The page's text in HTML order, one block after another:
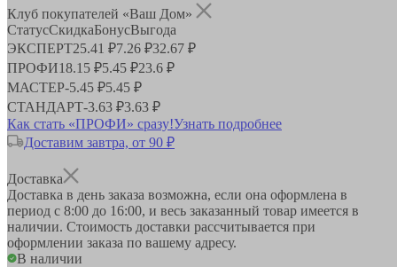
Клуб покупателей «Ваш Дом»
СтатусСкидкаБонусВыгода
ЭКСПЕРТ25.41 ₽7.26 ₽32.67 ₽
ПРОФИ18.15 ₽5.45 ₽23.6 ₽
МАСТЕР-5.45 ₽5.45 ₽
СТАНДАРТ-3.63 ₽3.63 ₽
Как стать «ПРОФИ» сразу!Узнать подробнее
Доставим завтра, от 90 ₽
Доставка
Доставка в день заказа возможна, если она оформлена в
период с 8:00 до 16:00, и весь заказанный товар имеется в
наличии. Стоимость доставки рассчитывается при
оформлении заказа по вашему адресу.
В наличии